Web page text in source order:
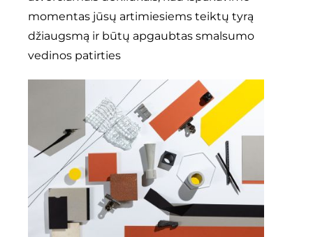
momentas jūsų artimiesiems teiktų tyrą
džiaugsmą ir būtų apgaubtas smalsumo
vedinos patirties